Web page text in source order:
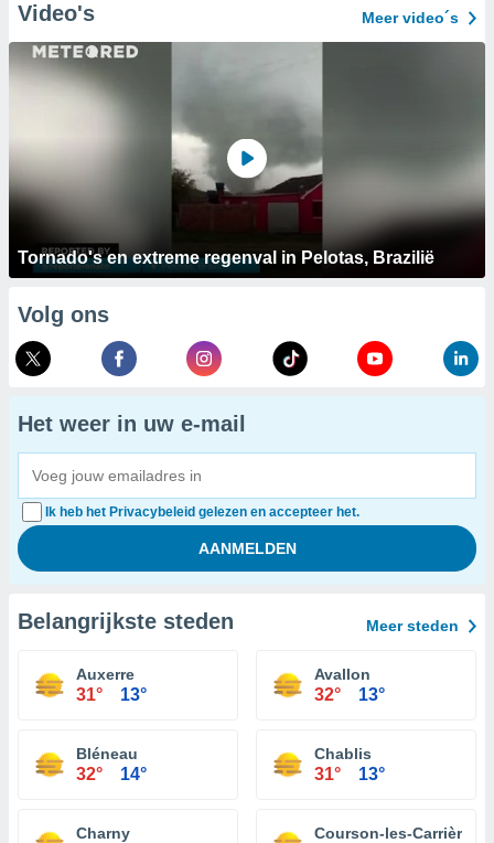
Video's Meer video´s
Tornado's en extreme regenval in Pelotas, Brazilië
Volg ons
Het weer in uw e-mail
Ik heb het Privacybeleid gelezen en accepteer het.
Belangrijkste steden Meer steden
Auxerre
31° 13°
Avallon
32° 13°
Bléneau
32° 14°
Chablis
31° 13°
Charny Courson-les-Carrières